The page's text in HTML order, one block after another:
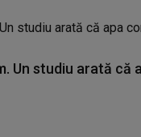
Un studiu arată că